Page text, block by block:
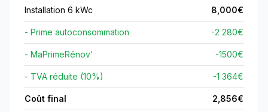
Installation 6 kWc 8,000€
- Prime autoconsommation -2 280€
- MaPrimeRénov' -1500€
- TVA réduite (10%) -1 364€
Coût final 2,856€